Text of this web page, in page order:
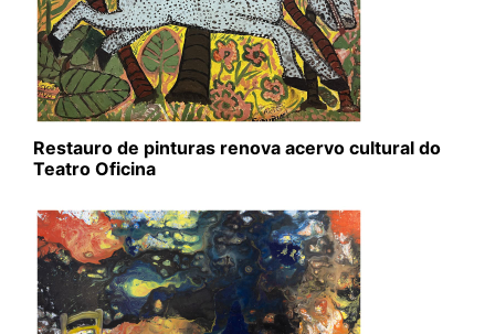
Restauro de pinturas renova acervo cultural do
Teatro Oficina